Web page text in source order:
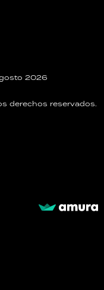
2026
derechos reservados.